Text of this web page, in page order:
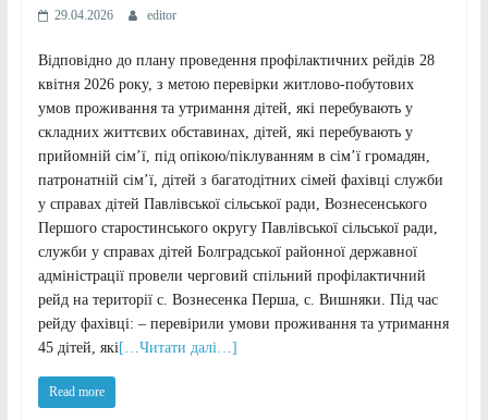
29.04.2026 editor
Відповідно до плану проведення профілактичних рейдів 28
квітня 2026 року, з метою перевірки житлово-побутових
умов проживання та утримання дітей, які перебувають у
складних життєвих обставинах, дітей, які перебувають у
прийомній сім’ї, під опікою/піклуванням в сім’ї громадян,
патронатній сім’ї, дітей з багатодітних сімей фахівці служби
у справах дітей Павлівської сільської ради, Вознесенського
Першого старостинського округу Павлівської сільської ради,
служби у справах дітей Болградської районної державної
адміністрації провели черговий спільний профілактичний
рейд на території с. Вознесенка Перша, с. Вишняки. Під час
рейду фахівці: – перевірили умови проживання та утримання
45 дітей, які […Читати далі…]
Read more